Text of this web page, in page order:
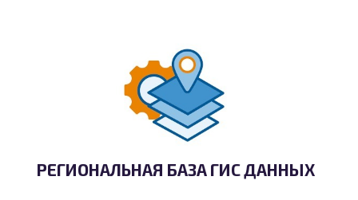
РЕГИОНАЛЬНАЯ БАЗА ГИС ДАННЫХ